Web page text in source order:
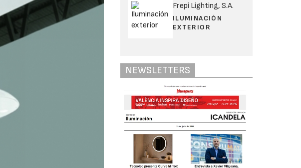
Frepi Lighting, S.A.
ILUMINACIÓN
EXTERIOR
NEWSLETTERS